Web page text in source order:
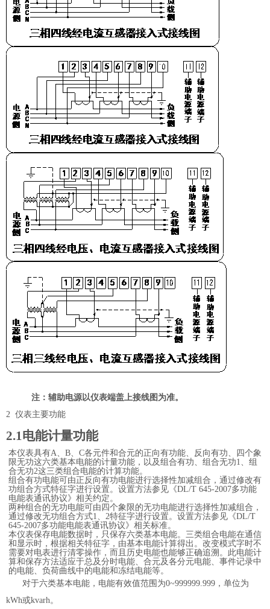
注：辅助电源以仪表端盖上接线图为准。
2 仪表主要功能
2.1电能计量功能
本仪表具有A、 B、 C各元件和合元的正向有功能、反向有功、四个象
限无功这六类基本电能的计量功能，以及组合有功、组合无功1、组
合无功2这三类组合电能的计算功能。
组合有功电能可由正反向有功电能进行选择性加减组合，通过修改有
功组合方式特征字进行设置。设置方法参见《DL/T 645-2007多功能
电能表通讯协议》相关约定。
两种组合的无功电能可由四个象限的无功电能进行选择性加减组合，
通过修改无功组合方式1、 2特征字进行设置。设置方法参见《DL/T
645-2007多功能电能表通讯协议》相关标准。
本仪表保存电能数据时，只保存六类基本电能。三类组合电能在通信
和显示时，根据相关特征字，由基本电能计算得出。改变模式字时不
需要对电表进行清零操作，而且历史电能也能够正确追溯。此电能计
算和保存方法适应于总及分时电能、合元及各分元电能、事件记录中
的电能、负荷曲线中的电能和冻结电能等。
对于六类基本电能，电能有效值范围为0~999999.999 ，单位为
kWh或kvarh。